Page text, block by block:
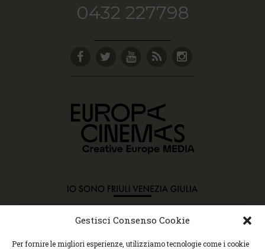
Gestisci Consenso Cookie
Per fornire le migliori esperienze, utilizziamo tecnologie come i cookie
0432 227798
Copyright © 2015 Cec, Tutti i diritti riservati. Nessun